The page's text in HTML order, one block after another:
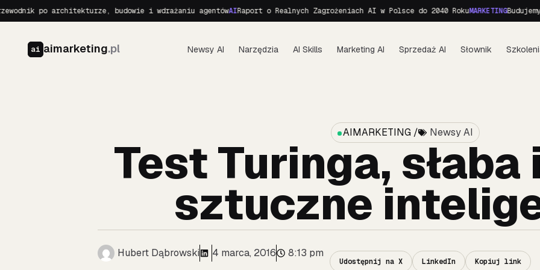
po architekturze, budowie i wdrażaniu agentówAIRaport o Realnych Zagrożeniach AI w Polsce do 2040 RokuMARKETINGBudujemy
ai aimarketing.pl Newsy AI Narzędzia AI Skills Marketing AI Sprzedaż AI Słownik
AIMARKETING / Newsy AI
Test Turinga, słaba
sztuczne
Hubert Dąbrowski 4 marca, 2016 8:13 pm
Udostępnij na X LinkedIn Kopiuj link